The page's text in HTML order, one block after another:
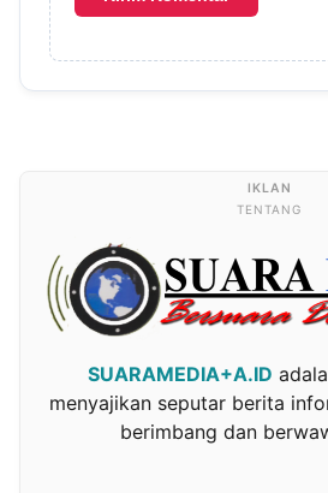
TENTANG
SUARAMEDIA+A.ID
menyajikan seputar berita
berimbang dan